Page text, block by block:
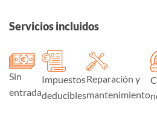
Servicios incluidos
Sin
entrada
Impuestos
deducibles
Reparación y
mantenimiento